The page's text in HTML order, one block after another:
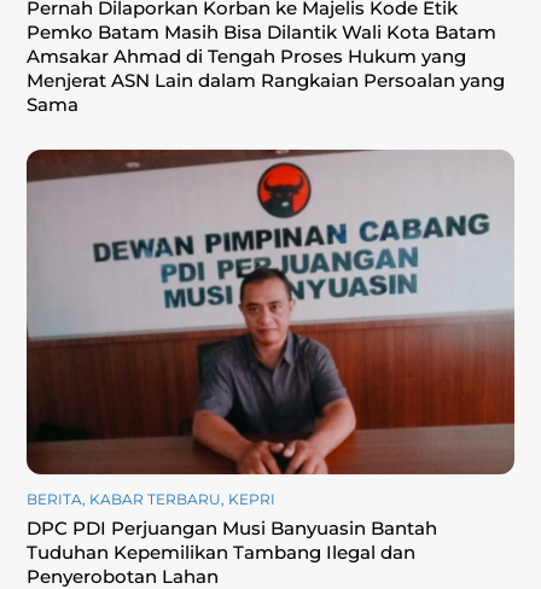
Pernah Dilaporkan Korban ke Majelis Kode Etik
Pemko Batam Masih Bisa Dilantik Wali Kota Batam
Amsakar Ahmad di Tengah Proses Hukum yang
Menjerat ASN Lain dalam Rangkaian Persoalan yang
Sama
BERITA, KABAR TERBARU, KEPRI
DPC PDI Perjuangan Musi Banyuasin Bantah
Tuduhan Kepemilikan Tambang Ilegal dan
Penyerobotan Lahan